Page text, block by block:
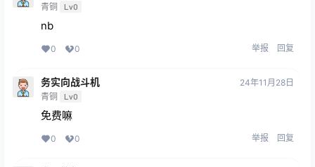
青铜 Lv0
nb
0 0 举报 回复
务实向战斗机
青铜 Lv0
24年11月28日
免费嘛
0 0 举报 回复